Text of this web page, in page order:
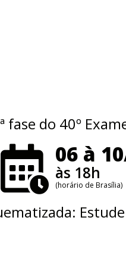
fase do 40º
06 à
às 18h
(horário de Brasília)